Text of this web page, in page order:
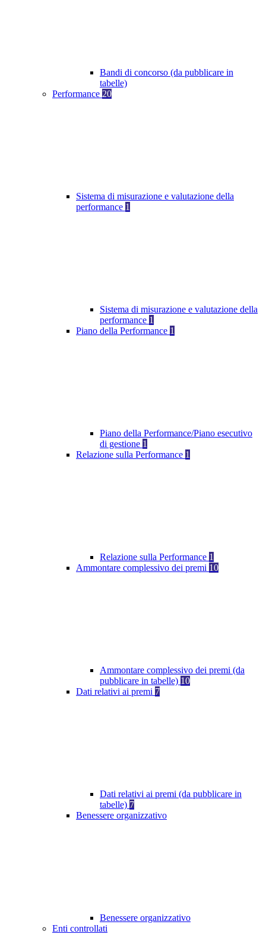
Bandi di concorso (da pubblicare in
tabelle)
Performance 20
Sistema di misurazione e valutazione della
performance 1
Sistema di misurazione e valutazione della
performance 1
Piano della Performance 1
Piano della Performance/Piano esecutivo
di gestione 1
Relazione sulla Performance 1
Relazione sulla Performance 1
Ammontare complessivo dei premi 10
Ammontare complessivo dei premi (da
pubblicare in tabelle) 10
Dati relativi ai premi 7
Dati relativi ai premi (da pubblicare in
tabelle) 7
Benessere organizzativo
Benessere organizzativo
Enti controllati